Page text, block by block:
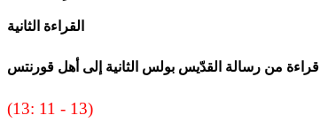
القراءة الثانية
قراءة من رسالة القدّيس بولس الثانية إلى أهل قورنتس
(13: 11 - 13)